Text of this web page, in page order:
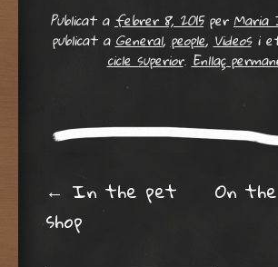
Publicat afebrer 8, 2015perMaria
publicat aGeneral,people,Videosi
cicle superior.Enllaç
Post
← In the pet
shop
On